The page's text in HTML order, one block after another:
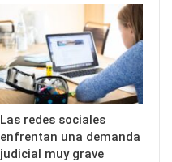
Las redes sociales
enfrentan una demanda
judicial muy grave